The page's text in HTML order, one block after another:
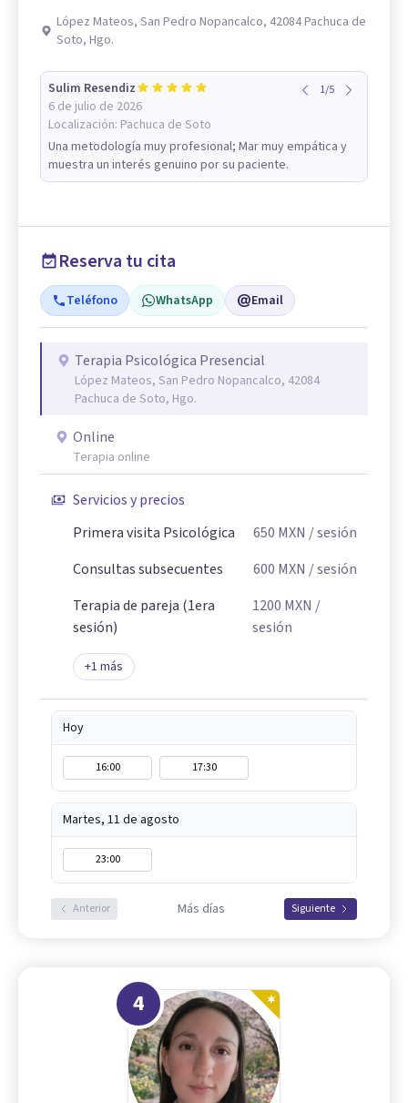
López Mateos, San Pedro Nopancalco, 42084 Pachuca de
Soto, Hgo.
Sulim Resendiz
6 de julio de 2026
Localización: Pachuca de Soto
1/5
Una metodología muy profesional; Mar muy empática y
muestra un interés genuino por su paciente.
Reserva tu cita
Teléfono WhatsApp Email
Terapia Psicológica Presencial
López Mateos, San Pedro Nopancalco, 42084
Pachuca de Soto, Hgo.
Online
Terapia online
Servicios y precios
Primera visita Psicológica
650 MXN / sesión
Consultas subsecuentes
600 MXN / sesión
Terapia de pareja (1era
sesión)
1200 MXN /
sesión
+1 más
Hoy
16:00 17:30
Martes, 11 de agosto
23:00
Anterior Más días Siguiente
4